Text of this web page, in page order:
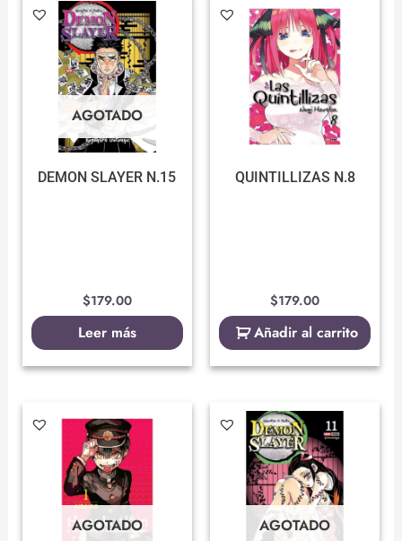
AGOTADO
DEMON SLAYER N.15
$179.00
Leer más
QUINTILLIZAS N.8
$179.00
Añadir al carrito
AGOTADO AGOTADO